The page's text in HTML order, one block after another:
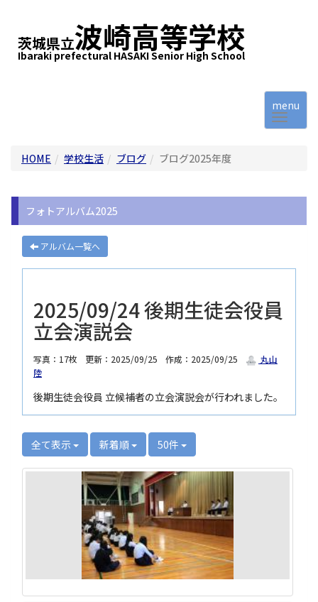
茨城県立波崎高等学校
Ibaraki prefectural HASAKI Senior High School
menu
HOME 学校生活 ブログ ブログ2025年度
フォトアルバム2025
アルバム一覧へ
2025/09/24 後期生徒会役員
立会演説会
写真：17枚 更新：2025/09/25 作成：2025/09/25
丸山
陸
後期生徒会役員 立候補者の立会演説会が行われました。
全て表示 新着順 50件